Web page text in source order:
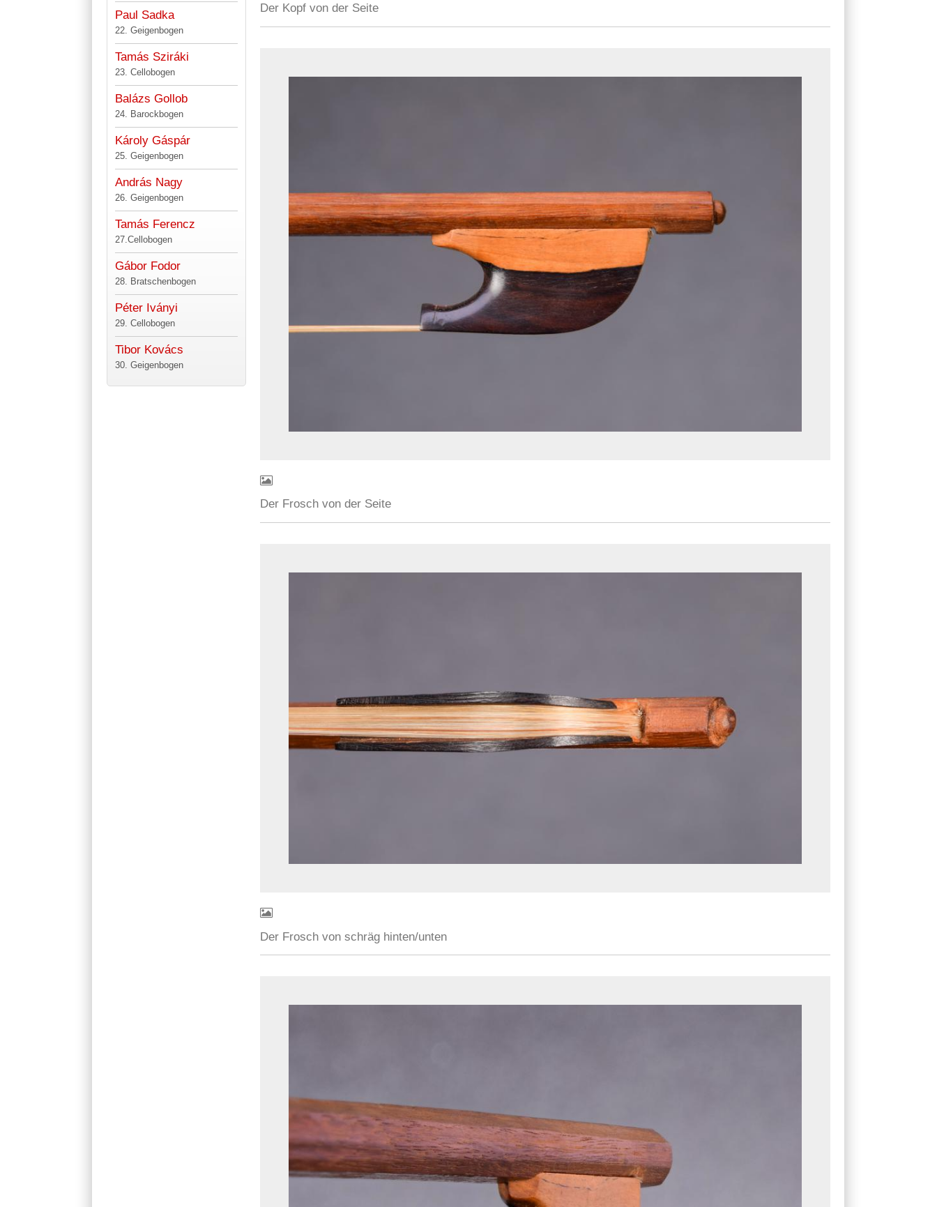
Paul Sadka
22. Geigenbogen
Tamás Sziráki
23. Cellobogen
Balázs Gollob
24. Barockbogen
Károly Gáspár
25. Geigenbogen
András Nagy
26. Geigenbogen
Tamás Ferencz
27.Cellobogen
Gábor Fodor
28. Bratschenbogen
Péter Iványi
29. Cellobogen
Tibor Kovács
30. Geigenbogen
Der Kopf von der Seite
Der Frosch von der Seite
Der Frosch von schräg hinten/unten